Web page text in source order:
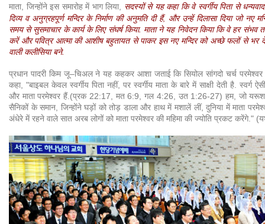
माता, जिन्होंने इस समारोह में भाग लिया,
सदस्यों से यह कहा कि वे स्वर्गीय पिता से
दिव्य व अनुग्रहपूर्ण मन्दिर के निर्माण की अनुमति दी हैं, और उन्हें दिलासा दिया जो नए
समय से सुसमाचार के कार्य के लिए संघर्ष किया. माता ने यह निवेदन किया कि वे हर
करें और पवित्र आत्मा की आशीष बहुतायत से पाकर इस नए मन्दिर को अच्छे फलों से भर
वाली कलीसिया बने.
प्रधान पादरी किम जू–चिअल ने यह कहकर आशा जताई कि सियोल सांगदो चर्च
कहा, "बाइबल केवल स्वर्गीय पिता नहीं, पर स्वर्गीय माता के बारे में साक्षी देती है. स्वर्ग
और माता परमेश्वर हैं.(प्रक 22:17, मत 6:9, गल 4:26, उत 1:26-27) हम, जो
सैनिकों के समान, जिन्होंने घड़ों को तोड़ डाला और हाथ में मशालें लीं, दुनिया में माता
अंधेरे में रहने वाले सात अरब लोगों को माता परमेश्वर की महिमा की ज्योति प्रकट